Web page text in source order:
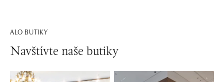
ALO BUTIKY
Navštívte naše butiky